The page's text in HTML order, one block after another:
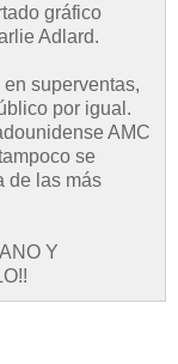
gráfico
Adlard.
superventas,
por igual.
AMC
se
de las más
Y